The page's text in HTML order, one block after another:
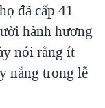
đã cấp 41
hành hương
nói rằng ít
nắng trong lễ